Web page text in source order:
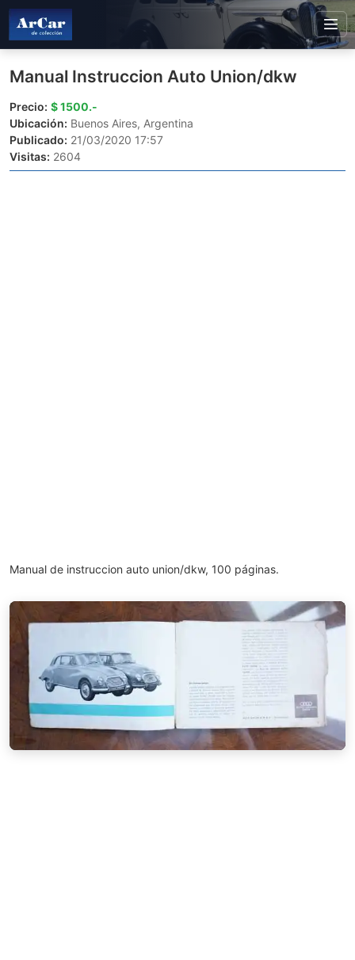
Manual Instruccion Auto Union/dkw
Precio: $ 1500.-
Ubicación: Buenos Aires, Argentina
Publicado: 21/03/2020 17:57
Visitas: 2604
Manual de instruccion auto union/dkw, 100 páginas.